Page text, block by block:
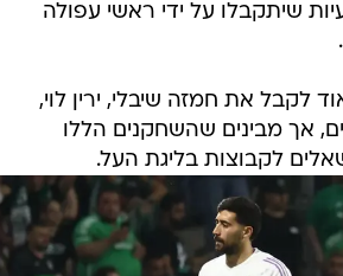
שיתקבלו על ידי ראשי עפולה
לקבל את חמזה שיבלי, ירין לוי,
אך מבינים שהשחקנים הללו
לקבוצות בליגת העל.